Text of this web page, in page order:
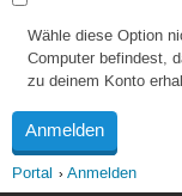
Wähle diese Option
Computer befindest,
zu deinem Konto
Portal Anmelden